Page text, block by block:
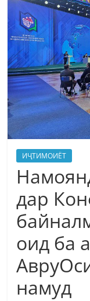
ИҶТИМОИЁТ
дар
оид ба
намуд